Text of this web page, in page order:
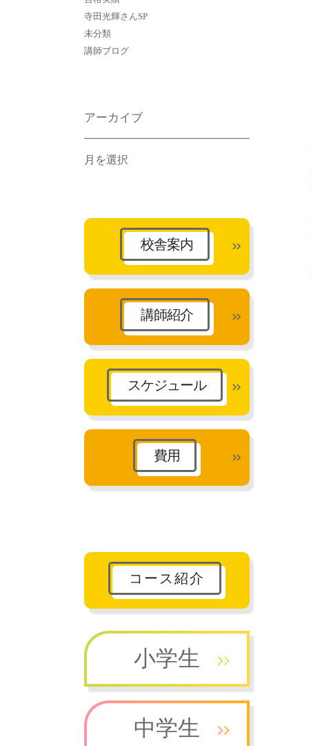
寺田光輝さんSP
未分類
講師ブログ
アーカイブ
ア
ブ
校舎案内
講師紹介
スケジュール
費用
コース紹介
小学生
中学生